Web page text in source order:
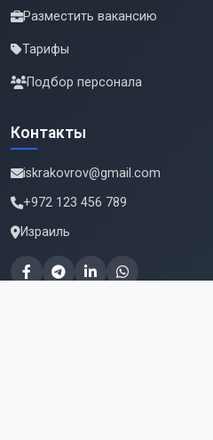
Разместить вакансию
Тарифы
Подбор персонала
Контакты
iskrakovrov@gmail.com
+972 123 456 789
Израиль